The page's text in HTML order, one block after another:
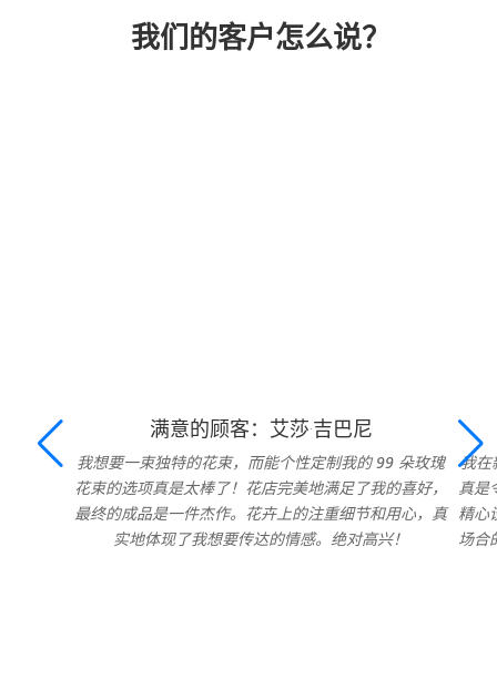
我们的客户怎么说？
满意的顾客：艾莎·吉巴尼
我想要一束独特的花束，而能个性定制我的 99 朵玫瑰
花束的选项真是太棒了！花店完美地满足了我的喜好，
最终的成品是一件杰作。花卉上的注重细节和用心，真
实地体现了我想要传达的情感。绝对高兴！
我在
真是
精心
场合